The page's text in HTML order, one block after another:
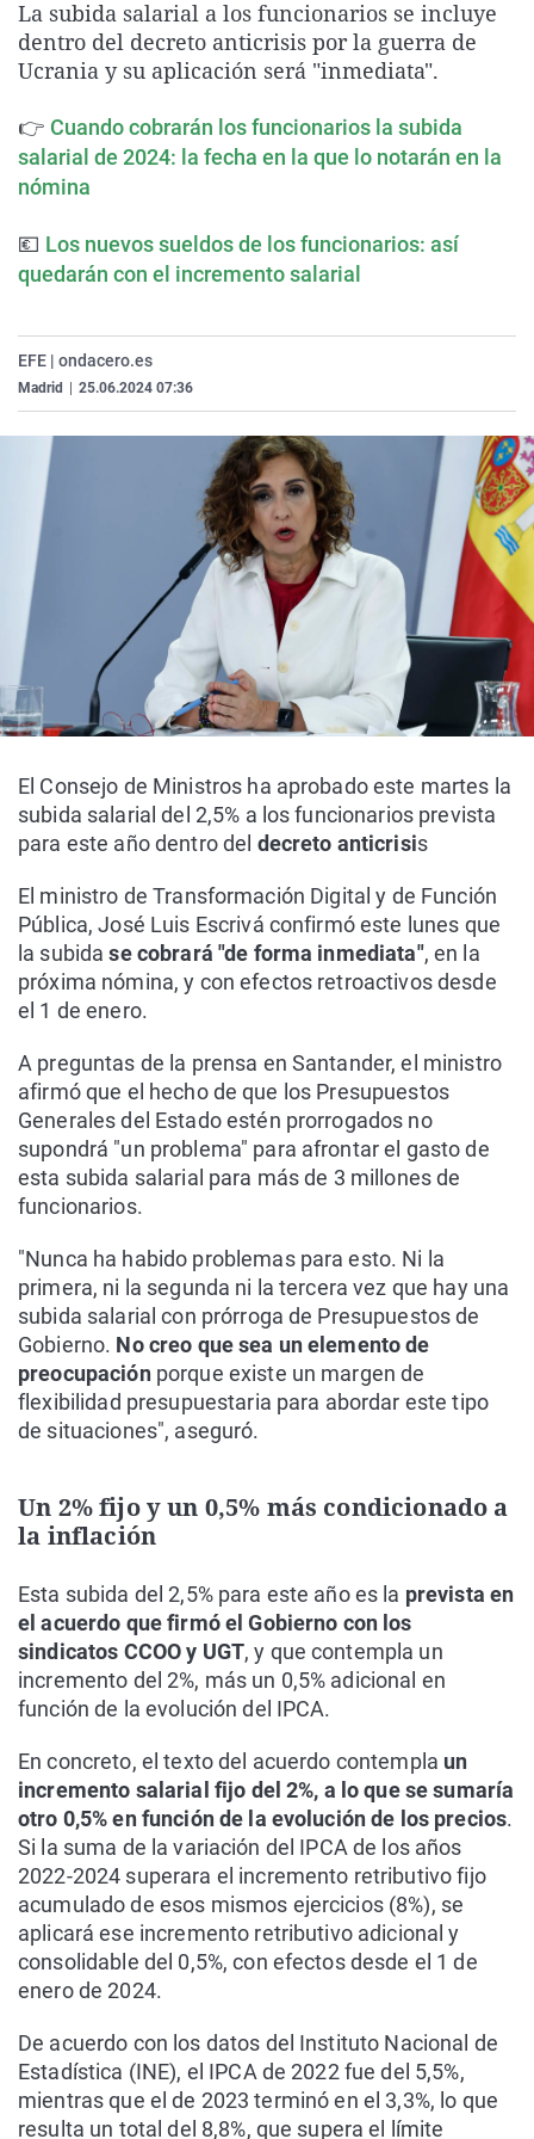
La rosa de los vientos
Gente viajera
Caso
Retornados
Operación Viuda
Extremadura
Galicia
Navarra
Virales
Televisión
La subida salarial a los funcionarios se incluye
dentro del decreto anticrisis por la guerra de
Ucrania y su aplicación será "inmediata".
👉 Cuando cobrarán los funcionarios la subida
salarial de 2024: la fecha en la que lo notarán en la
nómina
💶 Los nuevos sueldos de los funcionarios: así
quedarán con el incremento salarial
EFE | ondacero.es
Madrid 25.06.2024 07:36
El Consejo de Ministros ha aprobado este martes la
subida salarial del 2,5% a los funcionarios prevista
para este año dentro del decreto anticrisis
El ministro de Transformación Digital y de Función
Pública, José Luis Escrivá confirmó este lunes que
la subida se cobrará "de forma inmediata", en la
próxima nómina, y con efectos retroactivos desde
el 1 de enero.
A preguntas de la prensa en Santander, el ministro
afirmó que el hecho de que los Presupuestos
Generales del Estado estén prorrogados no
supondrá "un problema" para afrontar el gasto de
esta subida salarial para más de 3 millones de
funcionarios.
"Nunca ha habido problemas para esto. Ni la
primera, ni la segunda ni la tercera vez que hay una
subida salarial con prórroga de Presupuestos de
Gobierno. No creo que sea un elemento de
preocupaciónporque existe un margen de
flexibilidad presupuestaria para abordar este tipo
de situaciones", aseguró.
Un 2% fijo y un 0,5% más condicionado a
la inflación
Esta subida del 2,5% para este año es la prevista en
el acuerdo que firmó el Gobierno con los
sindicatos CCOO y UGT, y que contempla un
incremento del 2%, más un 0,5% adicional en
función de la evolución del IPCA.
En concreto, el texto del acuerdo contempla un
incremento salarial fijo del 2%, a lo que se sumaría
otro 0,5% en función de la evolución de los precios.
Si la suma de la variación del IPCA de los años
2022-2024 superara el incremento retributivo fijo
acumulado de esos mismos ejercicios (8%), se
aplicará ese incremento retributivo adicional y
consolidable del 0,5%, con efectos desde el 1 de
enero de 2024.
De acuerdo con los datos del Instituto Nacional de
Estadística (INE), el IPCA de 2022 fue del 5,5%,
mientras que el de 2023 terminó en el 3,3%, lo que
resulta un total del 8,8%, que supera el límite